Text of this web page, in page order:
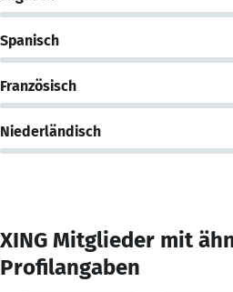
Spanisch
Französisch
Niederländisch
XING Mitglieder mit
Profilangaben